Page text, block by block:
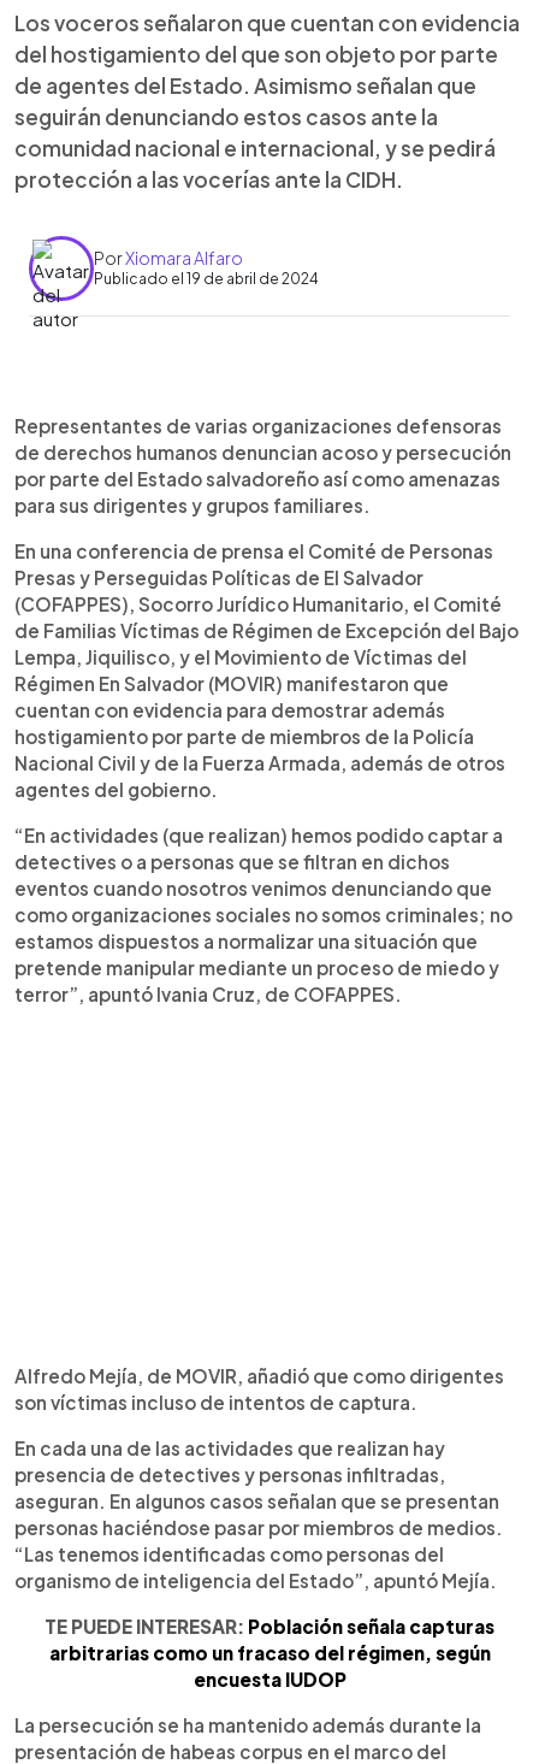
Los voceros señalaron que cuentan con evidencia
del hostigamiento del que son objeto por parte
de agentes del Estado. Asimismo señalan que
seguirán denunciando estos casos ante la
comunidad nacional e internacional, y se pedirá
protección a las vocerías ante la CIDH.
PorXiomara Alfaro
Publicado el 19 de abril de 2024
Escuchar artículo
Representantes de varias organizaciones defensoras
de derechos humanos denuncian acoso y persecución
por parte del Estado salvadoreño así como amenazas
para sus dirigentes y grupos familiares.
En una conferencia de prensa el Comité de Personas
Presas y Perseguidas Políticas de El Salvador
(COFAPPES), Socorro Jurídico Humanitario, el Comité
de Familias Víctimas de Régimen de Excepción del Bajo
Lempa, Jiquilisco, y el Movimiento de Víctimas del
Régimen En Salvador (MOVIR) manifestaron que
cuentan con evidencia para demostrar además
hostigamiento por parte de miembros de la Policía
Nacional Civil y de la Fuerza Armada, además de otros
agentes del gobierno.
“En actividades (que realizan) hemos podido captar a
detectives o a personas que se filtran en dichos
eventos cuando nosotros venimos denunciando que
como organizaciones sociales no somos criminales; no
estamos dispuestos a normalizar una situación que
pretende manipular mediante un proceso de miedo y
terror”, apuntó Ivania Cruz, de COFAPPES.
Alfredo Mejía, de MOVIR, añadió que como dirigentes
son víctimas incluso de intentos de captura.
En cada una de las actividades que realizan hay
presencia de detectives y personas infiltradas,
aseguran. En algunos casos señalan que se presentan
personas haciéndose pasar por miembros de medios.
“Las tenemos identificadas como personas del
organismo de inteligencia del Estado”, apuntó Mejía.
TE PUEDE INTERESAR: Población señala capturas
arbitrarias como un fracaso del régimen, según
encuesta IUDOP
La persecución se ha mantenido además durante la
presentación de habeas corpus en el marco del